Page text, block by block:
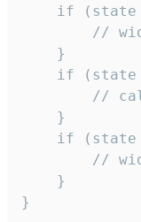
if
//
    }
if
//
    }
if
//
    }
}